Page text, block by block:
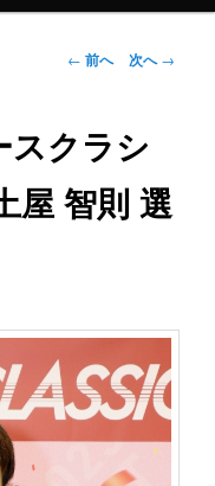
投稿ナビゲーシ
← 前へ 次へ→
スクラシ
屋 智則 選